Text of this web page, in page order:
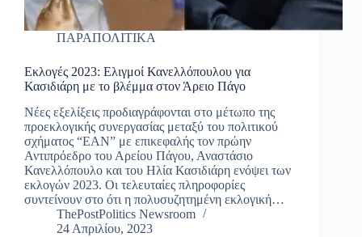
ΠΑΡΑΠΟΛΙΤΙΚΑ
Εκλογές 2023: Ελιγμοί Κανελλόπουλου για
Κασιδιάρη με το βλέμμα στον Άρειο Πάγο
Νέες εξελίξεις προδιαγράφονται στο μέτωπο της
προεκλογικής συνεργασίας μεταξύ του πολιτικού
σχήματος “ΕΑΝ” με επικεφαλής τον πρώην
Αντιπρόεδρο του Αρείου Πάγου, Αναστάσιο
Κανελλόπουλο και του Ηλία Κασιδιάρη ενόψει των
εκλογών 2023. Οι τελευταίες πληροφορίες
συντείνουν στο ότι η πολυσυζητημένη εκλογική…
ThePostPolitics Newsroom
24 Απριλίου, 2023